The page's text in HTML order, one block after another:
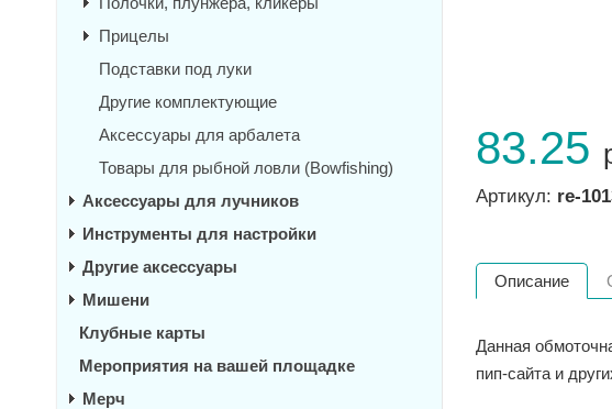
83.25
Артикул: re-
Описание
Данная
пип-сайта и
Прицелы
Подставки под луки
Другие комплектующие
Аксессуары для арбалета
Товары для рыбной ловли (Bowfishing)
Аксессуары для лучников
Инструменты для настройки
Другие аксессуары
Мишени
Клубные карты
Мероприятия на вашей площадке
Мерч